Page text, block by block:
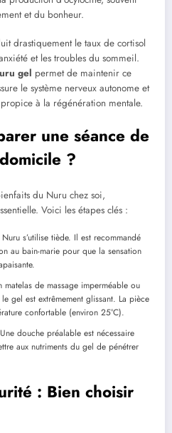
et du bonheur.
drastiquement le taux de cortisol
et les troubles du sommeil.
gel permet de maintenir ce
le système nerveux autonome et
à la régénération mentale.
une séance de
?
du Nuru chez soi,
Voici les étapes clés :
s’utilise tiède. Il est recommandé
au bain-marie pour que la sensation
matelas de massage imperméable ou
gel est extrêmement glissant. La pièce
confortable (environ 25°C).
Une douche préalable est nécessaire
aux nutriments du gel de pénétrer
: Bien choisir